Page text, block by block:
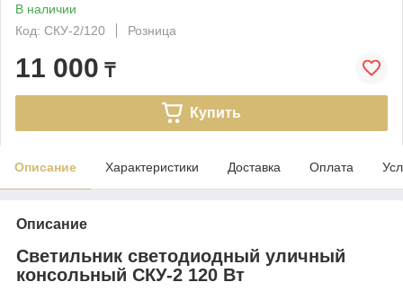
В наличии
Код: СКУ-2/120
Розница
11 000 ₸
Купить
Описание Характеристики Доставка Оплата
Описание
Светильник светодиодный уличный
консольный СКУ-2 120 Вт